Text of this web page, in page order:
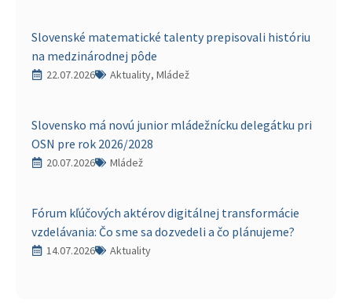
Slovenské matematické talenty prepisovali históriu
na medzinárodnej pôde
22.07.2026 Aktuality, Mládež
Slovensko má novú junior mládežnícku delegátku pri
OSN pre rok 2026/2028
20.07.2026 Mládež
Fórum kľúčových aktérov digitálnej transformácie
vzdelávania: Čo sme sa dozvedeli a čo plánujeme?
14.07.2026 Aktuality